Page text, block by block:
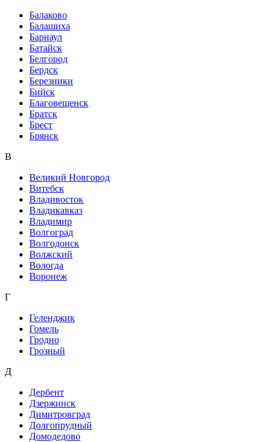
Балаково
Балашиха
Барнаул
Батайск
Белгород
Бердск
Березники
Бийск
Благовещенск
Братск
Брест
Брянск
В
Великий Новгород
Витебск
Владивосток
Владикавказ
Владимир
Волгоград
Волгодонск
Волжский
Вологда
Воронеж
Г
Геленджик
Гомель
Гродно
Грозный
Д
Дербент
Дзержинск
Димитровград
Долгопрудный
Домодедово